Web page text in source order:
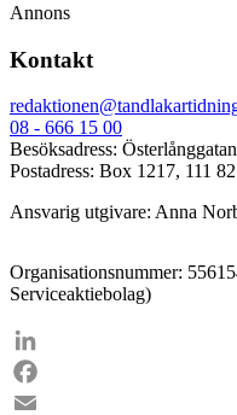
Annons
Kontakt
08 - 666 15 00
Besöksadress:
Postadress: Box 1217, 111
Ansvarig utgivare: Anna
Organisationsnummer:
Serviceaktiebolag)
LinkedIn
Facebook